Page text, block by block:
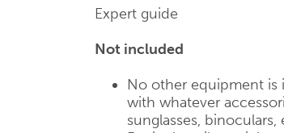
Expert guide
Not included
No other equipment is
with whatever
sunglasses, binoculars,